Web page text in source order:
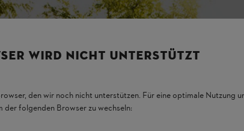
WIRD NICHT UNTERSTÜTZT
den wir noch nicht unterstützen. Für eine optimale Nutzung
der folgenden Browser zu wechseln: